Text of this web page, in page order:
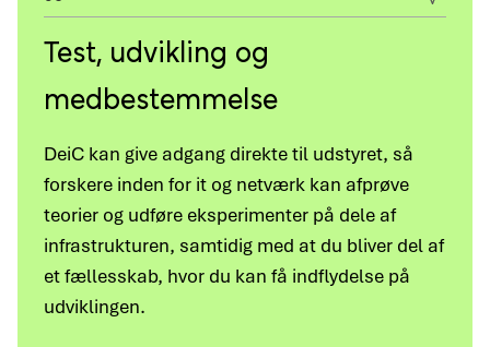
Test, udvikling og
medbestemmelse
DeiC kan give adgang direkte til udstyret, så
forskere inden for it og netværk kan afprøve
teorier og udføre eksperimenter på dele af
infrastrukturen, samtidig med at du bliver del af
et fællesskab, hvor du kan få indflydelse på
udviklingen.